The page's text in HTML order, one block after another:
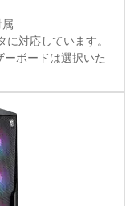
対応しています。
ボードは選択いた